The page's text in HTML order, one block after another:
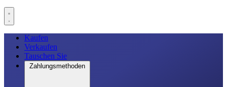
Kaufen
Verkaufen
Tauschen Sie
Zahlungsmethoden